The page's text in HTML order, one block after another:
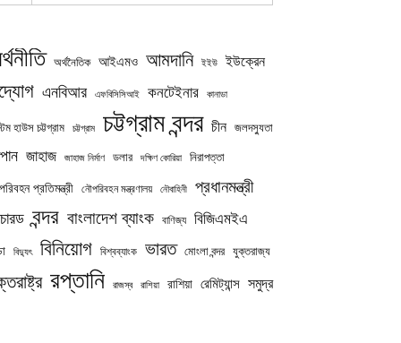
অর্থনৈতিক আইএমও আমদানি ইইউ ইউক্রেন
এনবিআর এফবিসিসিআই কনটেইনার কানাডা
হাউস চট্টগ্রাম চট্টগ্রাম চট্টগ্রাম বন্দর চীন জলদস্যুতা
জাহাজ জাহাজ নির্মাণ ডলার দক্ষিণ কোরিয়া নিরাপত্তা
প্রতিমন্ত্রী নৌপরিবহন মন্ত্রণালয় নৌবাহিনী প্রধানমন্ত্রী
বন্দর বাংলাদেশ ব্যাংক বাণিজ্য বিজিএমইএ
বিদ্যুৎ বিনিয়োগ বিশ্বব্যাংক ভারত মোংলা বন্দর যুক্তরাজ্য
রপ্তানি রাজস্ব রাশিয়া রাশিয়া রেমিট্যান্স সমুদ্র